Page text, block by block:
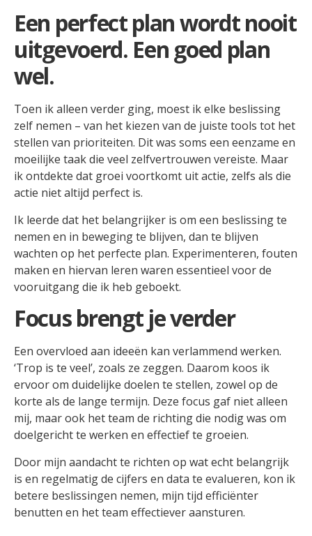
Een perfect plan wordt nooit
uitgevoerd. Een goed plan
wel.
Toen ik alleen verder ging, moest ik elke beslissing
zelf nemen – van het kiezen van de juiste tools tot het
stellen van prioriteiten. Dit was soms een eenzame en
moeilijke taak die veel zelfvertrouwen vereiste. Maar
ik ontdekte dat groei voortkomt uit actie, zelfs als die
actie niet altijd perfect is.
Ik leerde dat het belangrijker is om een beslissing te
nemen en in beweging te blijven, dan te blijven
wachten op het perfecte plan. Experimenteren, fouten
maken en hiervan leren waren essentieel voor de
vooruitgang die ik heb geboekt.
Focus brengt je verder
Een overvloed aan ideeën kan verlammend werken.
‘Trop is te veel’, zoals ze zeggen. Daarom koos ik
ervoor om duidelijke doelen te stellen, zowel op de
korte als de lange termijn. Deze focus gaf niet alleen
mij, maar ook het team de richting die nodig was om
doelgericht te werken en effectief te groeien.
Door mijn aandacht te richten op wat echt belangrijk
is en regelmatig de cijfers en data te evalueren, kon ik
betere beslissingen nemen, mijn tijd efficiënter
benutten en het team effectiever aansturen.